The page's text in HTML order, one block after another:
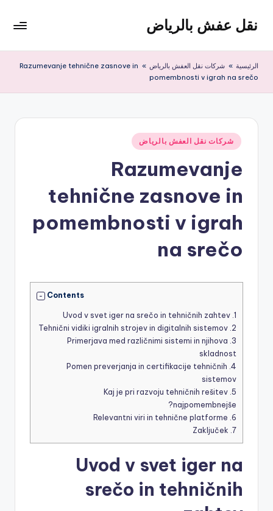
التجاوز
المحتوى
نقل عفش بالرياض
عفش
ريال
الرئيسية » شركات نقل العفش بالرياض »
Razumevanje tehnične zasnove in
pomembnosti v igrah na srečo
نُشر
في
شركات نقل العفش بالرياض
Razumevanje
tehnične zasnove in
pomembnosti v igrah
na srečo
Contents
1.
2.
3.
Primerjava med različnimi sistemi in njihova
skladnost
4.
Pomen preverjanja in certifikacije tehničnih
sistemov
5.
Kaj je pri razvoju tehničnih rešitev
najpomembnejše?
6.
7.
Uvod v svet iger na
srečo in tehničnih